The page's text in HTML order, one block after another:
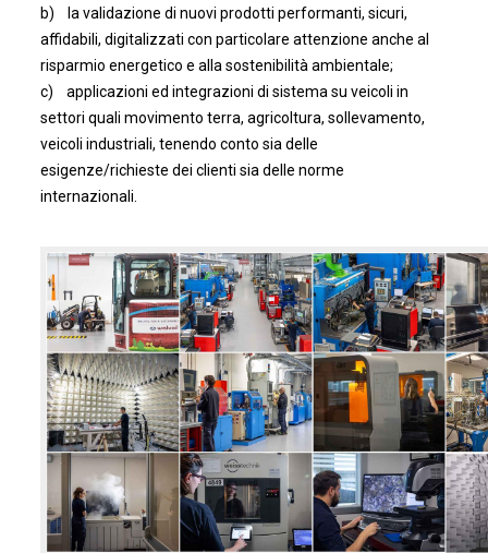
b) la validazione di nuovi prodotti performanti, sicuri,
affidabili, digitalizzati con particolare attenzione anche al
risparmio energetico e alla sostenibilità ambientale;
c) applicazioni ed integrazioni di sistema su veicoli in
settori quali movimento terra, agricoltura, sollevamento,
veicoli industriali, tenendo conto sia delle
esigenze/richieste dei clienti sia delle norme
internazionali.